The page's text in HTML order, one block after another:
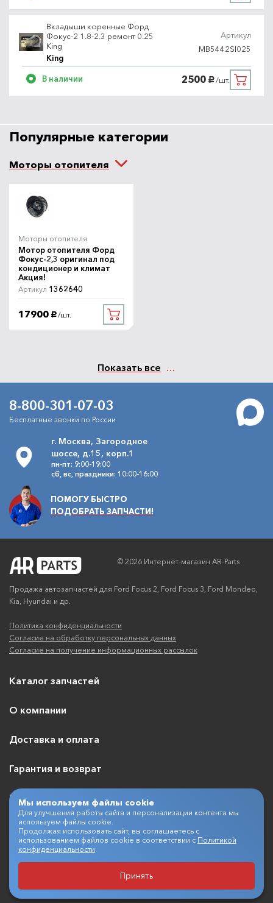
Вкладыши коренные Форд
Фокус-2 1.8-2.3 ремонт 0.25
King
King
Артикул
MB5442SI025
В наличии 2500 руб./шт.
Популярные категории
Моторы отопителя
Моторы отопителя
Мотор отопителя Форд
Фокус-2,3 оригинал под
кондиционер и климат
Акция!
Артикул 1362640
17900 руб. /шт.
Показать все
8-800-301-07-03
Бесплатные звонки по России
г. Москва, Загородное
шоссе, д.15, корп.1
пн-пт: 9:00-19:00
сб, вс, праздники: 10:00-16:00
ПОМОГУ БЫСТРО
ПОДОБРАТЬ ЗАПЧАСТИ!
© 2026 Интернет-магазин AR-Parts
Продажа автозапчастей для Ford Focus 2, Ford Focus 3, Ford Mondeo,
Kia, Hyundai и др.
Политика конфиденциальности
Согласие на обработку персональных данных
Согласие на получение информационных рассылок
Каталог запчастей
О компании
Доставка и оплата
Гарантия и возврат
Контакты
+7 (495) 409-07-03
Разработка и продвижение
Мы используем файлы cookie
Для улучшения работы сайта и персонализации контента мы
используем файлы cookie.
Продолжая использовать сайт, вы соглашаетесь с
использованием файлов cookie в соответствии с Политикой
конфиденциальности
Принять